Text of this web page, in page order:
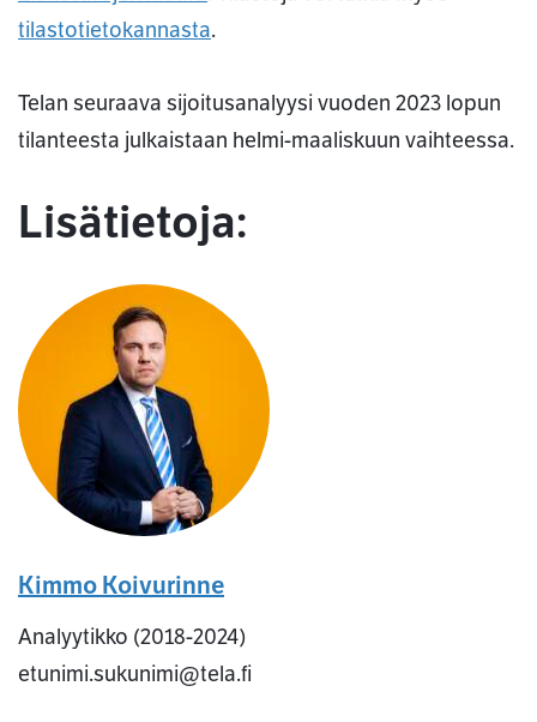
tilastotietokannasta.
Telan seuraava sijoitusanalyysi vuoden 2023 lopun
tilanteesta julkaistaan helmi-maaliskuun vaihteessa.
Lisätietoja:
Kimmo Koivurinne
Analyytikko (2018-2024)
etunimi.sukunimi@tela.fi